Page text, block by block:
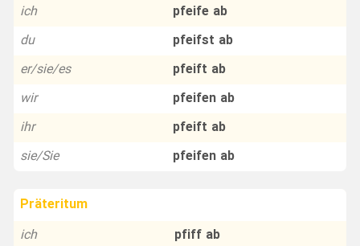
ich
pfeife ab
du
pfeifst ab
er/sie/es
pfeift ab
wir
pfeifen ab
ihr
pfeift ab
sie/Sie
pfeifen ab
Präteritum
ich
pfiff ab